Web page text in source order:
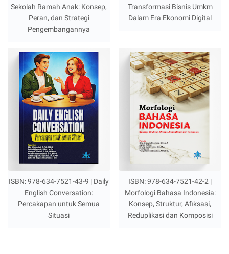
Sekolah Ramah Anak: Konsep,
Peran, dan Strategi
Pengembangannya
Transformasi Bisnis Umkm
Dalam Era Ekonomi Digital
ISBN: 978-634-7521-43-9 | Daily
English Conversation:
Percakapan untuk Semua
Situasi
ISBN: 978-634-7521-42-2 |
Morfologi Bahasa Indonesia:
Konsep, Struktur, Afiksasi,
Reduplikasi dan Komposisi